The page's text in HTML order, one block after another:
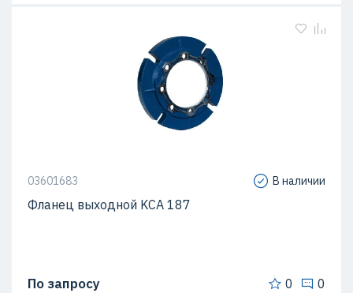
03601683 В наличии
Фланец выходной KCA 187
По запросу 0 0